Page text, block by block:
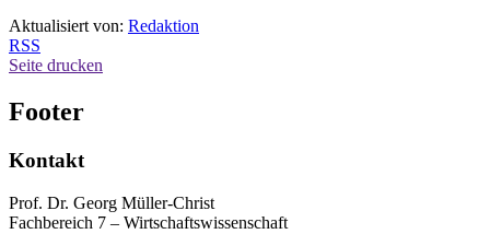
Aktualisiert von: Redaktion
RSS
Seite drucken
Footer
Kontakt
Prof. Dr. Georg Müller-Christ
Fachbereich 7 – Wirtschaftswissenschaft